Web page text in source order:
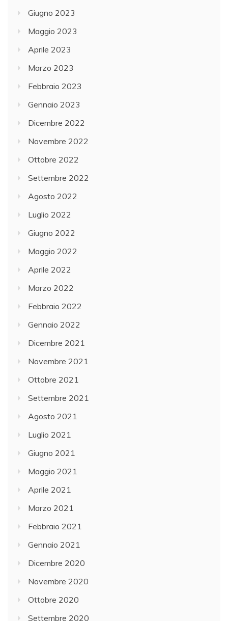
Giugno 2023
Maggio 2023
Aprile 2023
Marzo 2023
Febbraio 2023
Gennaio 2023
Dicembre 2022
Novembre 2022
Ottobre 2022
Settembre 2022
Agosto 2022
Luglio 2022
Giugno 2022
Maggio 2022
Aprile 2022
Marzo 2022
Febbraio 2022
Gennaio 2022
Dicembre 2021
Novembre 2021
Ottobre 2021
Settembre 2021
Agosto 2021
Luglio 2021
Giugno 2021
Maggio 2021
Aprile 2021
Marzo 2021
Febbraio 2021
Gennaio 2021
Dicembre 2020
Novembre 2020
Ottobre 2020
Settembre 2020